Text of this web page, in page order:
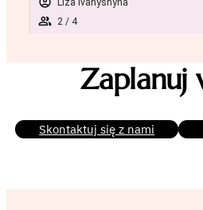
Zaplanuj
Skontaktuj się z nami